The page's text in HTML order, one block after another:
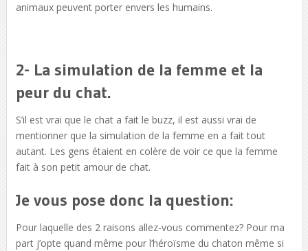
animaux peuvent porter envers les humains.
2- La simulation de la femme et la
peur du chat.
S’il est vrai que le chat a fait le buzz, il est aussi vrai de
mentionner que la simulation de la femme en a fait tout
autant. Les gens étaient en colère de voir ce que la femme
fait à son petit amour de chat.
Je vous pose donc la question:
Pour laquelle des 2 raisons allez-vous commentez? Pour ma
part j’opte quand même pour l’héroïsme du chaton même si